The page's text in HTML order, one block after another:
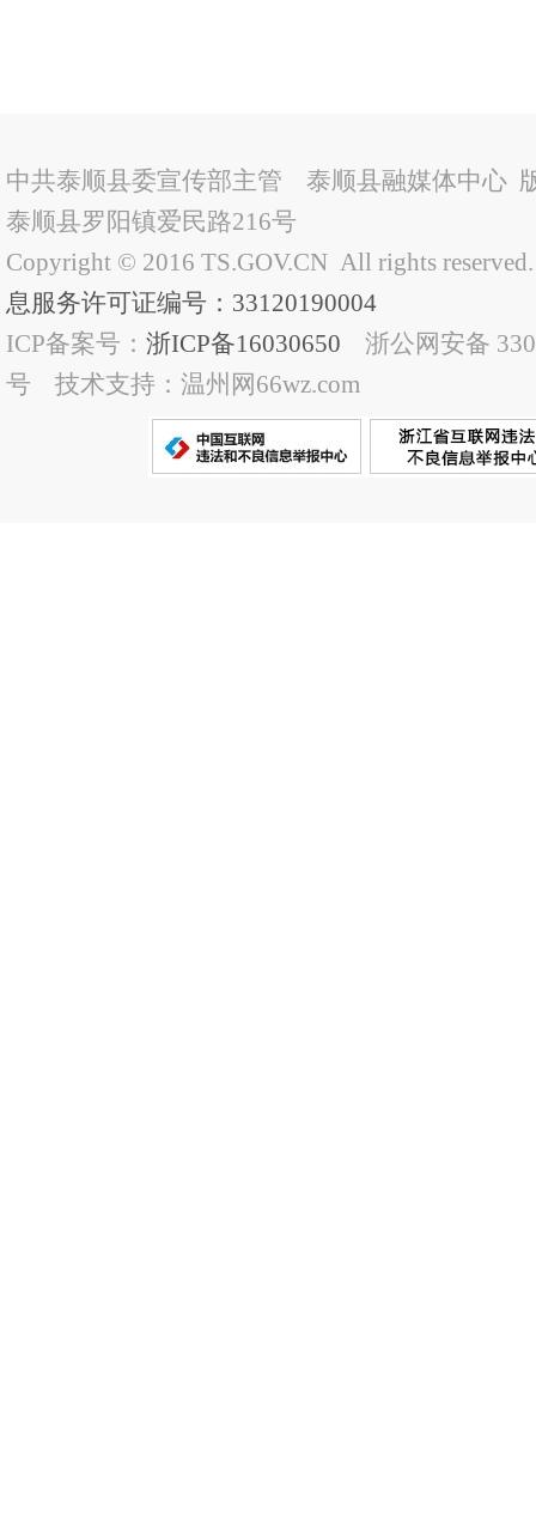
中共泰顺县委宣传部主管 泰顺县融媒体中心
泰顺县罗阳镇爱民路216号
Copyright © 2016 TS.GOV.CN All rights
息服务许可证编号：33120190004
ICP备案号： 浙ICP备16030650 浙公网安备
号 技术支持：温州网66wz.com